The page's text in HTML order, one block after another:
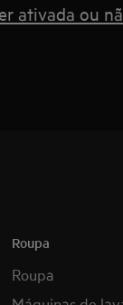
ativada ou
Roupa
Roupa